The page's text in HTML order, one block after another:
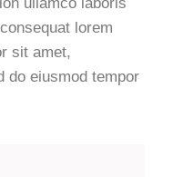
lorem
sit amet,
do eiusmod tempor